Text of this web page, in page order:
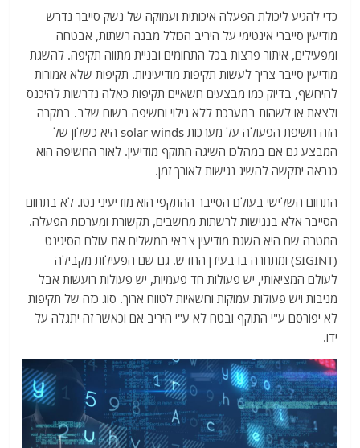
כדי להגיע ליכולת הפעלה איכותית ועמוקה של נשק סייבר נדרש
מודיעין סייברי אינטימי על היריב הכולל מבנה רשתות, אבטחה
ומפעילים, איתור פרצות בכל התחומים ובניית מתווה תקיפה. להשגת
מודיעין סייבר צריך לעשות תקיפות מודיעיניות. תקיפות שלא אמורות
להיחשף, בדיוק כמו מבצעים חשאיים תקיפות כאלה נדרשות להיכנס
ולצאת או לשהות במערכת ללא גילוי וחשיפה בשום שלב. במקרה
הזה חשיפת הפעולה על מערכות solar winds היא כשלון של
המבצע גם אם במהלכו השיגה התוקף מודיעין. לאור החשיפה הוא
כנראה יתקשה להשיג נגישות לאורך זמן.
התחום השלישי בעולם הסייבר ההתקפי הוא מודיעיני נטו. לא בתחום
הסייבר אלא בנגישות לרשתות מחשבים, תקשורת ומערכות הפעלה.
המטרה שם היא השגת מודיעין צבאי המשלים את עולם הסיגינט
(SIGINT) ומתחרה בו בעידן החדש. גם שם הפעילות מקבילה
לעולם המציאותי, יש פעולות חד פעמיות, יש פעולות רועשות אבל
מניבות ויש פעולות עמוקות וחשאיות לטווח ארוך. סוג כזה של תקיפות
לא יפורסם ע"י התוקף ובטח לא ע"י היריב אם וכאשר זה יתגלה על
ידו.